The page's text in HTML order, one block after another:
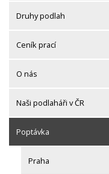
Druhy podlah
Ceník prací
O nás
Naši podlaháři v ČR
Poptávka
Praha